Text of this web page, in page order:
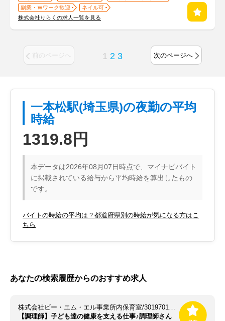
副業・Ｗワーク歓迎
ネイル可
株式会社りらくの求人一覧を見る
前のページへ 1 2 3 次のページへ
一本松駅(埼玉県)の夜勤の平均
時給
1319.8円
本データは2026年08月07日時点で、マイナビバイト
に掲載されている給与から平均時給を算出したもの
です。
バイトの時給の平均は？都道府県別の時給が気になる方はこ
ちら
あなたの検索履歴からのおすすめ求人
株式会社ビー・エム・エル事業所内保育室/3019701AP-C
【調理師】子ども達の健康を支える仕事♪調理師さん